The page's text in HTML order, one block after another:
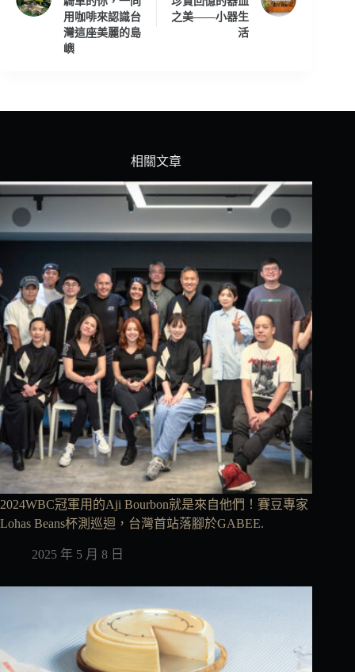
用咖啡來認識台
灣這座美麗的島
嶼
之美——小器生
活
相關文章
2024WBC冠軍用的Aji Bourbon就是來自他們！賽豆專家
Lohas Beans杯測巡迴，台灣首站落腳於GABEE.
2025 年 5 月 8 日